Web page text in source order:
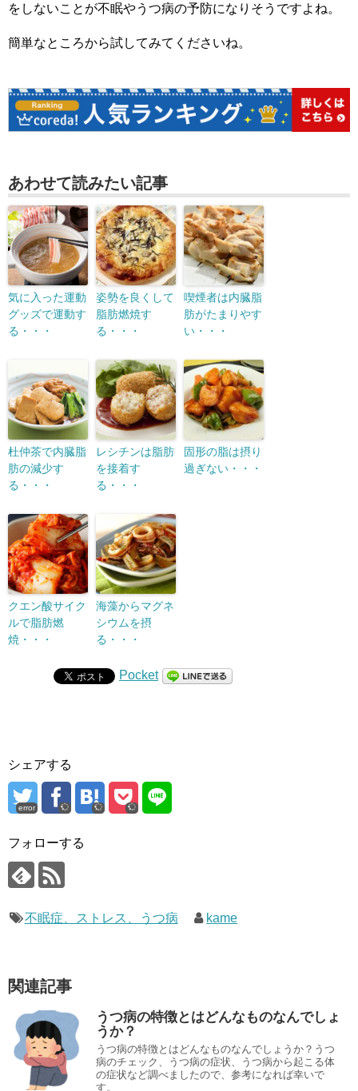
をしないことが不眠やうつ病の予防になりそうですよね。
簡単なところから試してみてくださいね。
あわせて読みたい記事
気に入った運動
グッズで運動す
る・・・
姿勢を良くして
脂肪燃焼す
る・・・
喫煙者は内臓脂
肪がたまりやす
い・・・
杜仲茶で内臓脂
肪の減少す
る・・・
レシチンは脂肪
を接着す
る・・・
固形の脂は摂り
過ぎない・・・
クエン酸サイク
ルで脂肪燃
焼・・・
海藻からマグネ
シウムを摂
る・・・
Pocket
シェアする
error
フォローする
不眠症、ストレス、うつ病 kame
関連記事
うつ病の特徴とはどんなものなんでしょ
うか？
うつ病の特徴とはどんなものなんでしょうか？うつ
病のチェック、うつ病の症状、うつ病から起こる体
の症状など調べましたので、参考になれば幸いで
す。